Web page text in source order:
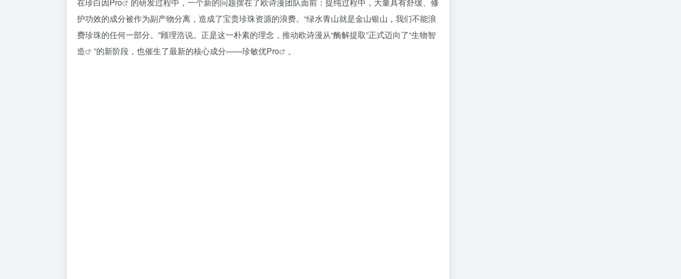
护功效的成分被作为副产物分离，造成了宝贵珍珠资源的浪费。“绿水青山就是金山银山，我们不能浪
费珍珠的任何一部分。”顾理浩说。正是这一朴素的理念，推动欧诗漫从“酶解提取”正式迈向了“生物智
造
”的新阶段，也催生了最新的核心成分——珍敏优Pro 。